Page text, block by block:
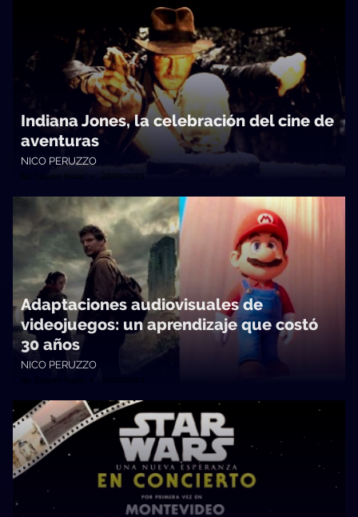
Indiana Jones, la celebración del cine de
aventuras
NICO PERUZZO
No Toquen Nada • 28/06/2023
Adaptaciones audiovisuales de
videojuegos: un aprendizaje que costó
30 años
NICO PERUZZO
No Toquen Nada • 24/05/2023